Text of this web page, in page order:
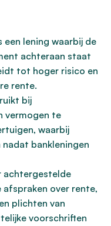
een lening waarbij de
achteraan staat
tot hoger risico en
rente.
bij
vermogen te
waarbij
bankleningen
achtergestelde
over rente,
plichten van
voorschriften